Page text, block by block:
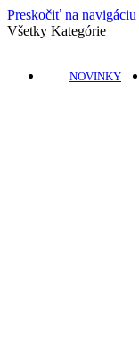
Preskočiť na navigáciu
Všetky Kategórie
NOVINKY